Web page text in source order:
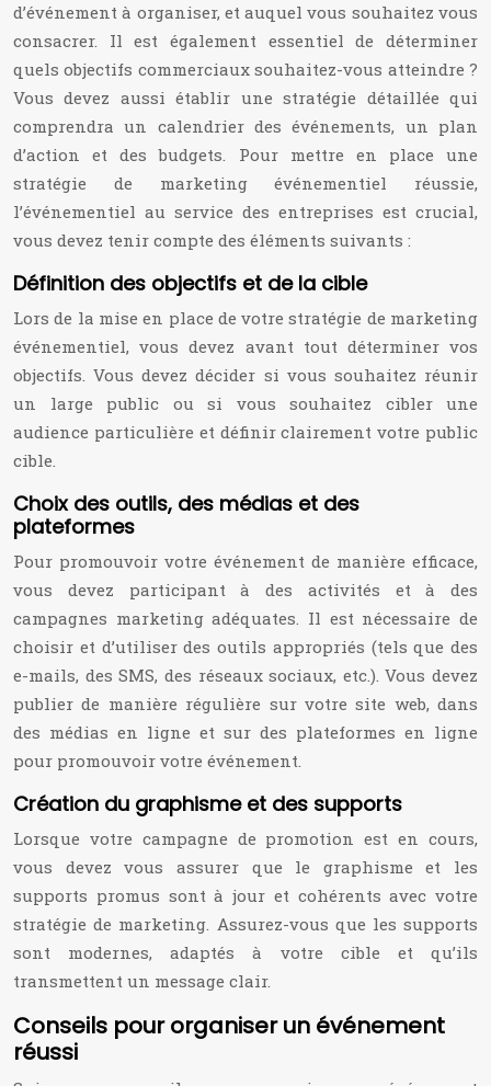
d’événement à organiser, et auquel vous souhaitez vous
consacrer. Il est également essentiel de déterminer
quels objectifs commerciaux souhaitez-vous atteindre ?
Vous devez aussi établir une stratégie détaillée qui
comprendra un calendrier des événements, un plan
d’action et des budgets. Pour mettre en place une
stratégie de marketing événementiel réussie,
l’événementiel au service des entreprises est crucial,
vous devez tenir compte des éléments suivants :
Définition des objectifs et de la cible
Lors de la mise en place de votre stratégie de marketing
événementiel, vous devez avant tout déterminer vos
objectifs. Vous devez décider si vous souhaitez réunir
un large public ou si vous souhaitez cibler une
audience particulière et définir clairement votre public
cible.
Choix des outils, des médias et des
plateformes
Pour promouvoir votre événement de manière efficace,
vous devez participant à des activités et à des
campagnes marketing adéquates. Il est nécessaire de
choisir et d’utiliser des outils appropriés (tels que des
e-mails, des SMS, des réseaux sociaux, etc.). Vous devez
publier de manière régulière sur votre site web, dans
des médias en ligne et sur des plateformes en ligne
pour promouvoir votre événement.
Création du graphisme et des supports
Lorsque votre campagne de promotion est en cours,
vous devez vous assurer que le graphisme et les
supports promus sont à jour et cohérents avec votre
stratégie de marketing. Assurez-vous que les supports
sont modernes, adaptés à votre cible et qu’ils
transmettent un message clair.
Conseils pour organiser un événement
réussi